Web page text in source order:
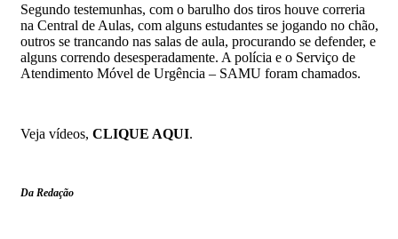
Segundo testemunhas, com o barulho dos tiros houve correria
na Central de Aulas, com alguns estudantes se jogando no chão,
outros se trancando nas salas de aula, procurando se defender, e
alguns correndo desesperadamente. A polícia e o Serviço de
Atendimento Móvel de Urgência – SAMU foram chamados.
Veja vídeos, CLIQUE AQUI.
Da Redação